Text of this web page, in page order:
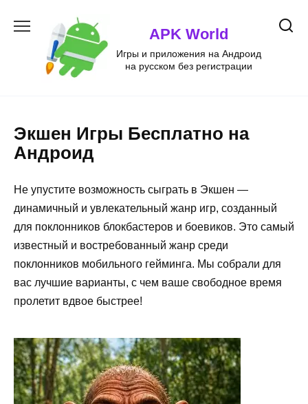
содержанию
APK World
Игры и приложения на Андроид
на русском без регистрации
Экшен Игры Бесплатно на
Андроид
Не упустите возможность сыграть в Экшен —
динамичный и увлекательный жанр игр, созданный
для поклонников блокбастеров и боевиков. Это самый
известный и востребованный жанр среди
поклонников мобильного гейминга. Мы собрали для
вас лучшие варианты, с чем ваше свободное время
пролетит вдвое быстрее!